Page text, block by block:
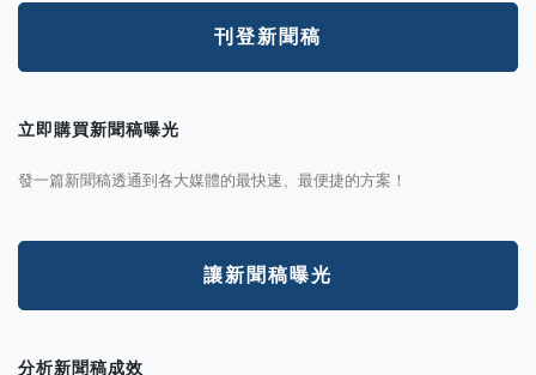
刊登新聞稿
立即購買新聞稿曝光
發一篇新聞稿透通到各大媒體的最快速、最便捷的方案！
讓新聞稿曝光
分析新聞稿成效